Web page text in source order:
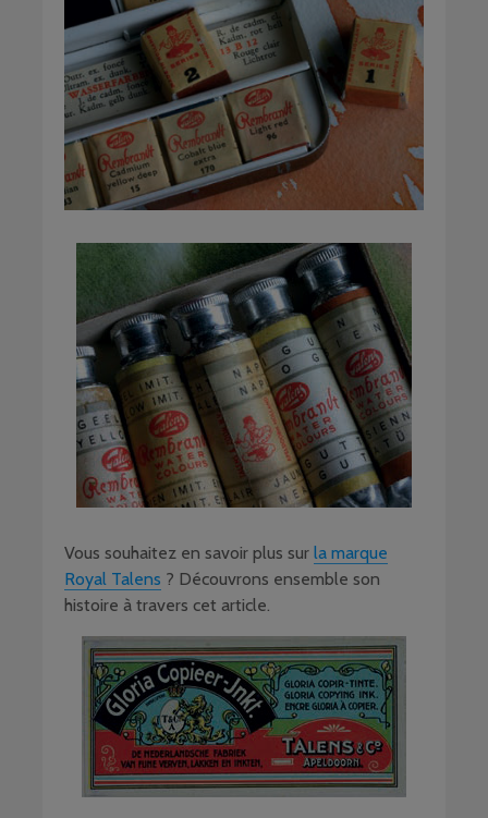
Vous souhaitez en savoir plus sur la marque
Royal Talens ? Découvrons ensemble son
histoire à travers cet article.